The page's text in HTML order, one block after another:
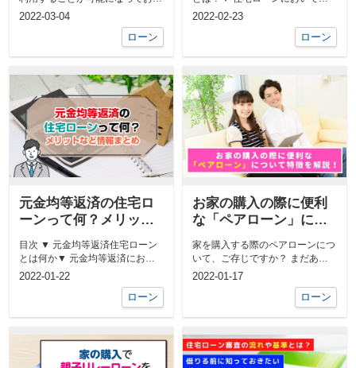
り、頭金を用意せずにマイホーム
2022-03-04
ローン
金ありとなしのメリット▼ 住宅
2022-02-23
ローン
元金均等返済の住宅ロ
ーンって何？メリット
目次 ▼ 元金均等返済住宅ローン
とは何か▼ 元金均等返済におけ
るメリットとデメリット▼ 元金
2022-01-22
ローン
お家の購入の際に便利
な「ペアローン」につ
家を購入する際のペアローンにつ
いて、ご存じですか？ まだあま
り知られていないペアローンにつ
2022-01-17
ローン